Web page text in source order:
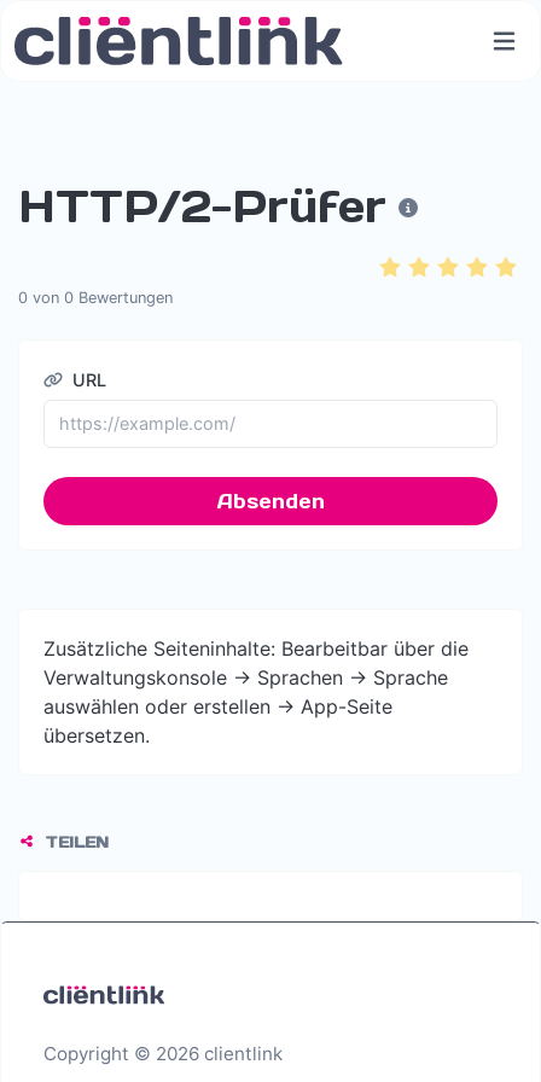
HTTP/2-Prüfer
0 von 0 Bewertungen
URL
Absenden
Zusätzliche Seiteninhalte: Bearbeitbar über die
Verwaltungskonsole -> Sprachen -> Sprache
auswählen oder erstellen -> App-Seite
übersetzen.
TEILEN
Copyright © 2026 clientlink